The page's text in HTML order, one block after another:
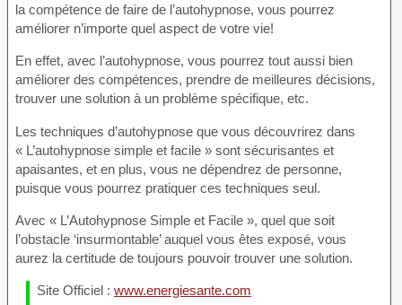
la compétence de faire de l’autohypnose, vous pourrez
améliorer n’importe quel aspect de votre vie!
En effet, avec l’autohypnose, vous pourrez tout aussi bien
améliorer des compétences, prendre de meilleures décisions,
trouver une solution à un problème spécifique, etc.
Les techniques d’autohypnose que vous découvrirez dans
« L’autohypnose simple et facile » sont sécurisantes et
apaisantes, et en plus, vous ne dépendrez de personne,
puisque vous pourrez pratiquer ces techniques seul.
Avec « L’Autohypnose Simple et Facile », quel que soit
l’obstacle ‘insurmontable’ auquel vous êtes exposé, vous
aurez la certitude de toujours pouvoir trouver une solution.
Site Officiel : www.energiesante.com